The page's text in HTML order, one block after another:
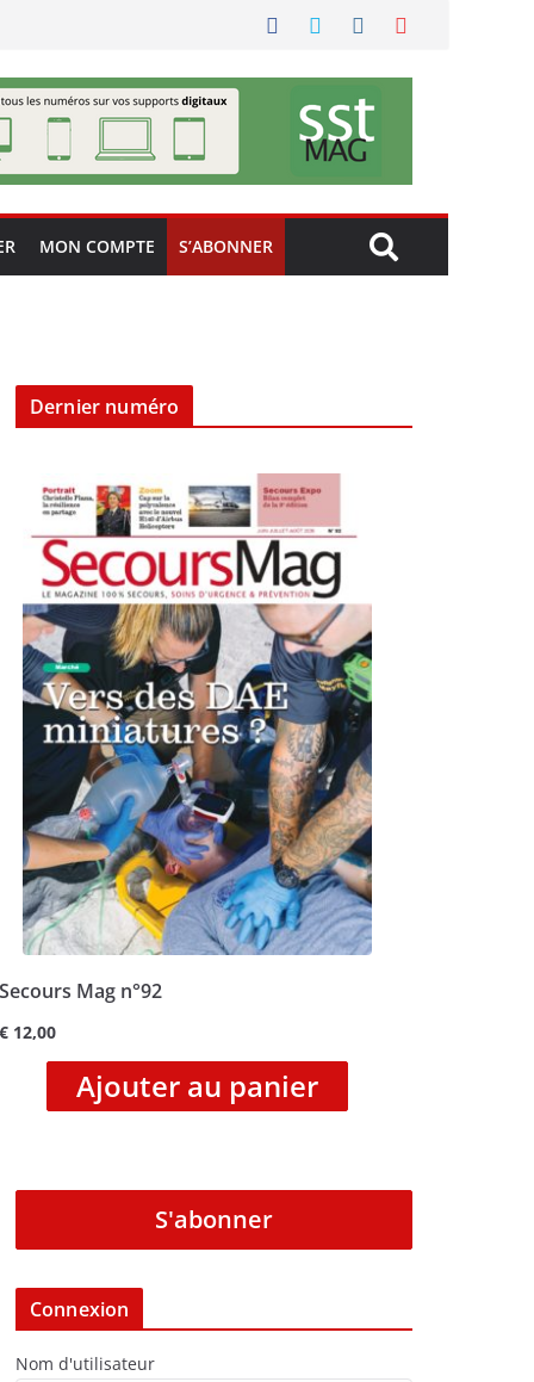
MON COMPTE S’ABONNER
Dernier numéro
Secours Mag n°92
€ 12,00
Ajouter au panier
S'abonner
Connexion
Nom d'utilisateur